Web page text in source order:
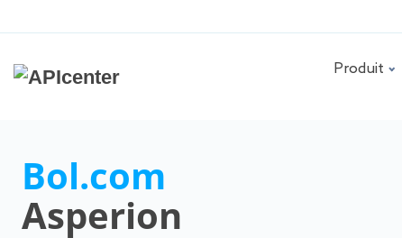
Produit
Bol.com
Asperion